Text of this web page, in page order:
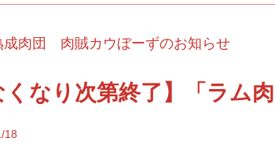
成肉団 肉賊カウぼーずのお知らせ
くなり次第終了】「ラム
18